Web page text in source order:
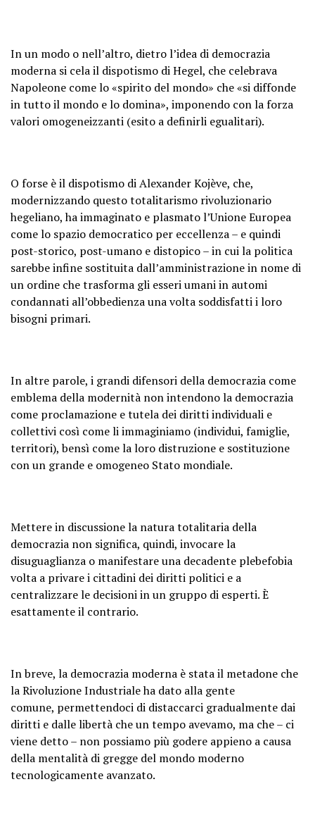
In un modo o nell’altro, dietro l’idea di democrazia
moderna si cela il dispotismo di Hegel, che celebrava
Napoleone come lo «spirito del mondo» che «si diffonde
in tutto il mondo e lo domina», imponendo con la forza
valori omogeneizzanti (esito a definirli egualitari).
O forse è il dispotismo di Alexander Kojève, che,
modernizzando questo totalitarismo rivoluzionario
hegeliano, ha immaginato e plasmato l’Unione Europea
come lo spazio democratico per eccellenza – e quindi
post-storico, post-umano e distopico –in cui la politica
sarebbe infine sostituita dall’amministrazione in nome di
un ordine che trasforma gli esseri umani in automi
condannati all’obbedienza una volta soddisfatti i loro
bisogni primari.
In altre parole, i grandi difensori della democrazia come
emblema della modernità non intendono la democrazia
come proclamazione e tutela dei diritti individuali e
collettivi così come li immaginiamo (individui, famiglie,
territori), bensì come la loro distruzione e sostituzione
con un grande e omogeneo Stato mondiale.
Mettere in discussione la natura totalitaria della
democrazia non significa, quindi, invocare la
disuguaglianza o manifestare una decadente plebefobia
volta a privare i cittadini dei diritti politici e a
centralizzare le decisioni in un gruppo di esperti. È
esattamente il contrario.
In breve, la democrazia moderna è statail metadone che
la Rivoluzione Industriale ha dato alla gente
comune, permettendoci di distaccarci gradualmente dai
diritti e dalle libertà che un tempo avevamo, ma che – ci
viene detto – non possiamo più godere appieno a causa
della mentalità di gregge del mondo moderno
tecnologicamente avanzato.